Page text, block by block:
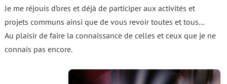
Je me réjouis d’ores et déjà de participer aux activités et
projets communs ainsi que de vous revoir toutes et tous…
Au plaisir de faire la connaissance de celles et ceux que je ne
connais pas encore.